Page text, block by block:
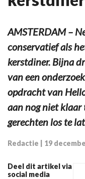
AMSTERDAM –
conservatief als
kerstdiner. Bijna
van een
opdracht van
aan nog niet
gerechten los te
Redactie 19
Deel dit artikel via
social media